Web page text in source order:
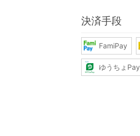
決済手段
FamiPay
ゆうちょPay